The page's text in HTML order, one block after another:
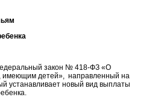
закон № 418-ФЗ «О
имеющим детей», направленный на
устанавливает новый вид выплаты